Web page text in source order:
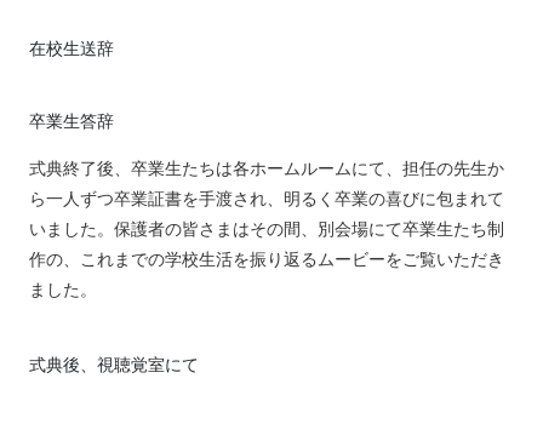
在校生送辞
卒業生答辞
式典終了後、卒業生たちは各ホームルームにて、担任の先生か
ら一人ずつ卒業証書を手渡され、明るく卒業の喜びに包まれて
いました。保護者の皆さまはその間、別会場にて卒業生たち制
作の、これまでの学校生活を振り返るムービーをご覧いただき
ました。
式典後、視聴覚室にて